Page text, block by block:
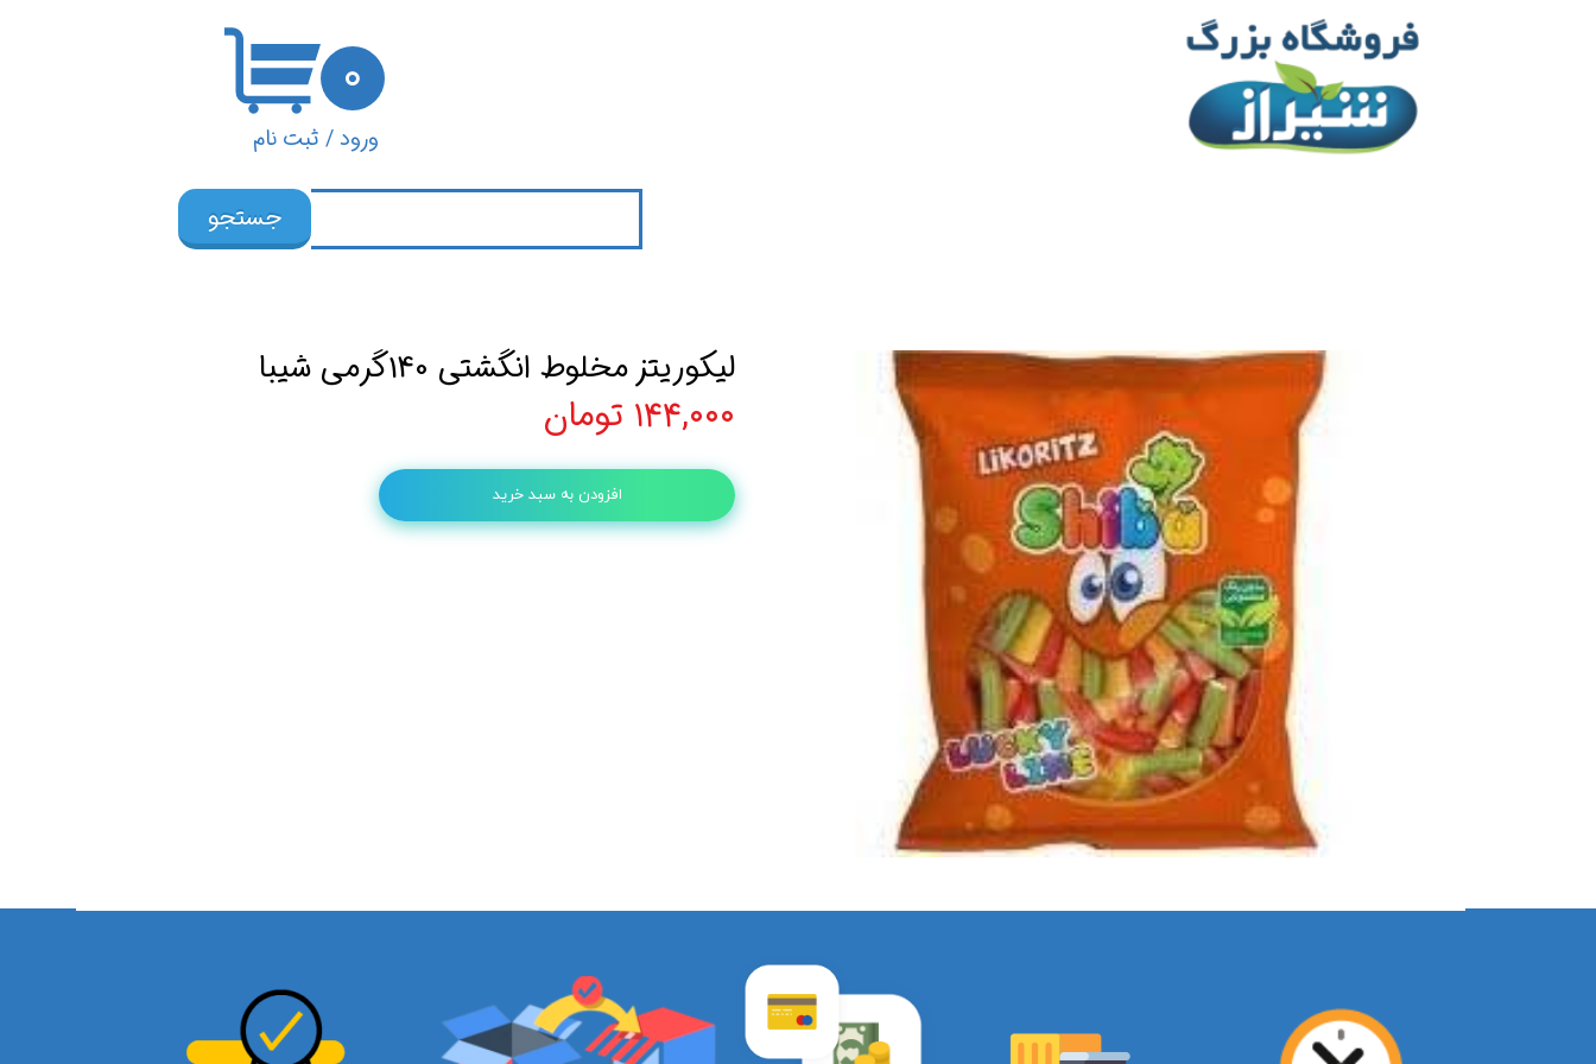
ورود/ ثبت نام
حساب کاربری من
تغییر گذر واژه
کاربری
۰
جستجو
لیکوریتز مخلوط انگشتی 140گرمی شیبا
۱۴۴,۰۰۰ تومان
افزودن به سبد خرید